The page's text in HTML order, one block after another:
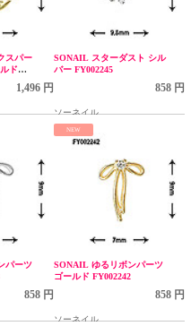
スパー
ド
1,496 円
SONAIL スターダスト シル
バー FY002245
858 円
ソーネイル
パーツ
858 円
NEW
SONAIL ゆるリボンパーツ
ゴールド FY002242
858 円
ソーネイル